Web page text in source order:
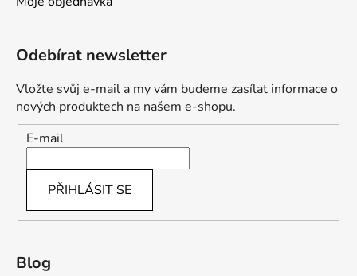
Odebírat newsletter
Vložte svůj e-mail a my vám budeme zasílat informace o
nových produktech na našem e-shopu.
E-mail
PŘIHLÁSIT SE
Blog